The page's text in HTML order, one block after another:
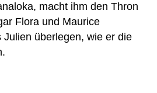
macht ihm den Thron
Flora und Maurice
überlegen, wie er die